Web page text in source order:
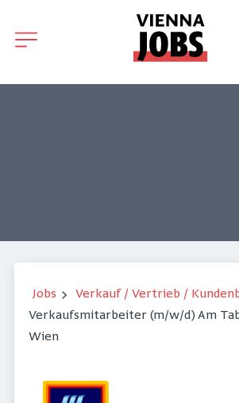
Jobs
Verkauf / Vertrieb /
Verkaufsmitarbeiter (m/w/d) Am
Wien